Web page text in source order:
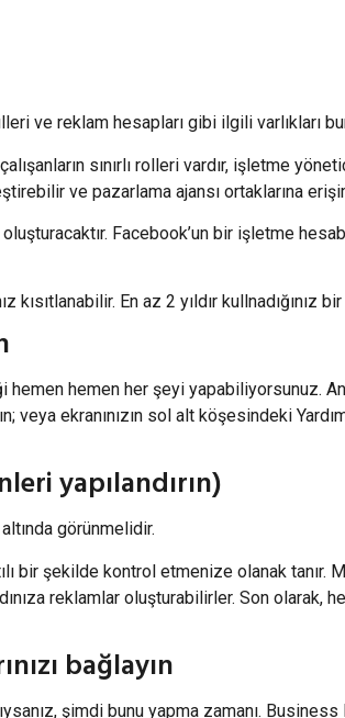
ve reklam hesapları gibi ilgili varlıkları
sınırlı rolleri vardır, işletme
ve pazarlama ajansı ortaklarına
Facebook’un bir işletme
En az 2 yıldır kullnadığınız
hemen her şeyi yapabiliyorsunuz.
ekranınızın sol alt köşesindeki
yapılandırın)
görünmelidir.
bir şekilde kontrol etmenize olanak tanır.
reklamlar oluşturabilirler. Son olarak,
bağlayın
şimdi bunu yapma zamanı.